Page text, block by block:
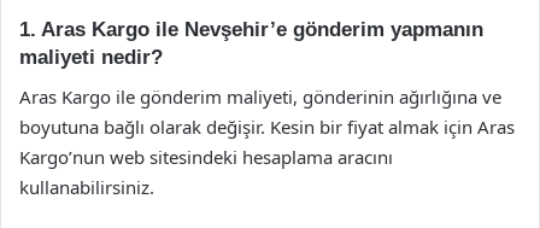
1. Aras Kargo ile Nevşehir’e gönderim yapmanın
maliyeti nedir?
Aras Kargo ile gönderim maliyeti, gönderinin ağırlığına ve
boyutuna bağlı olarak değişir. Kesin bir fiyat almak için Aras
Kargo’nun web sitesindeki hesaplama aracını
kullanabilirsiniz.